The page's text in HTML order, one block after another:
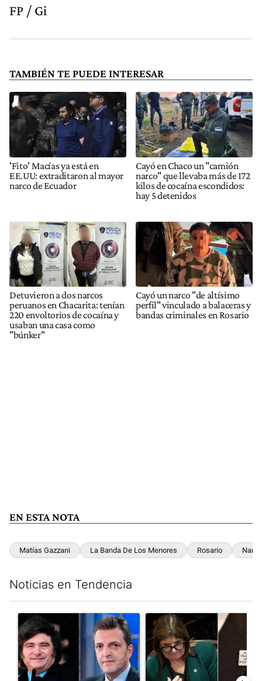
FP / Gi
TAMBIÉN TE PUEDE INTERESAR
'Fito' Macías ya está en
EE.UU: extraditaron al mayor
narco de Ecuador
Cayó en Chaco un "camión
narco" que llevaba más de 172
kilos de cocaína escondidos:
hay 5 detenidos
Detuvieron a dos narcos
peruanos en Chacarita: tenían
220 envoltorios de cocaína y
usaban una casa como
"búnker"
Cayó un narco "de altísimo
perfil" vinculado a balaceras y
bandas criminales en Rosario
EN ESTA NOTA
Matías Gazzani La Banda De Los Menores Rosario Narco
Noticias en Tendencia
Un artículo de tendencia con el título "Los gobernadores
Un artículo de tendencia con